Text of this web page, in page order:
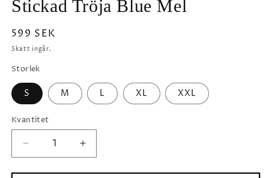
Stickad Tröja Blue Mel
Ordinarie
pris
599 SEK
Skatt ingår.
Storlek
S M L XL XXL
Kvantitet
Minska
kvantitet
för
Öka
kvantitet
för